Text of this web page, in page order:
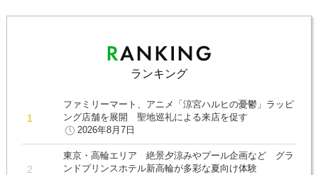
ランキング
ファミリーマート、アニメ「涼宮ハルヒの憂鬱」ラッピ
ング店舗を展開 聖地巡礼による来店を促す
2026年8月7日
東京・高輪エリア 絶景夕涼みやプール企画など グラ
ンドプリンスホテル新高輪が多彩な夏向け体験